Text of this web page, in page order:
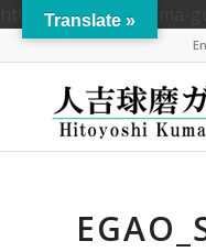
https://hitoyoshikuma-
Translate »